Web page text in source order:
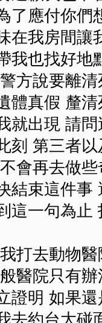
了應付你們
在我房間讓
我也找好地
方說要離
體真假 釐
就出現 請
刻 第三者
會再去做
結束這件事
這一句為止
打去動物
醫院只有
證明 如果
去約台大碰